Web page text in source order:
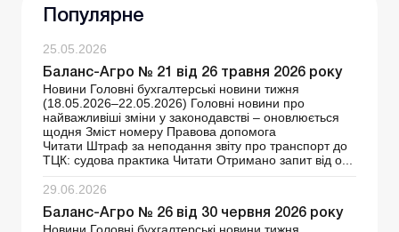
Популярне
25.05.2026
Баланс-Агро № 21 від 26 травня 2026 року
Новини Головні бухгалтерські новини тижня
(18.05.2026–22.05.2026) Головні новини про
найважливіші зміни у законодавстві – оновлюється
щодня Зміст номеру Правова допомога
Читати Штраф за неподання звіту про транспорт до
ТЦК: судова практика Читати Отримано запит від о...
29.06.2026
Баланс-Агро № 26 від 30 червня 2026 року